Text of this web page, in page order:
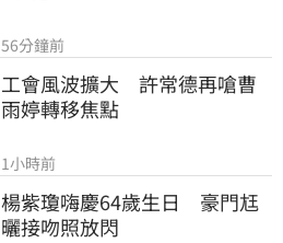
56分鐘前
工會風波擴大　許常德再嗆曹
雨婷轉移焦點
1小時前
楊紫瓊嗨慶64歲生日　豪門尪
曬接吻照放閃